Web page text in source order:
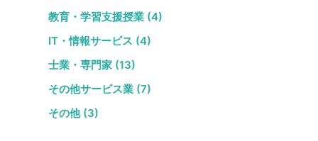
教育・学習支援授業 (4)
IT・情報サービス (4)
士業・専門家 (13)
その他サービス業 (7)
その他 (3)